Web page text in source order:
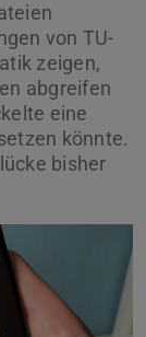
von TU-
zeigen,
abgreifen
eine
könnte.
bisher